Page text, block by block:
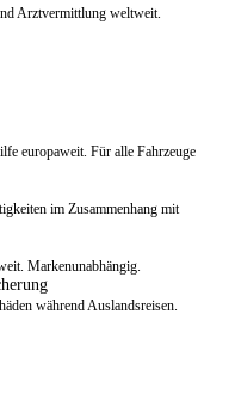
Arztvermittlung weltweit.
europaweit. Für alle Fahrzeuge
im Zusammenhang mit
Markenunabhängig.
während Auslandsreisen.